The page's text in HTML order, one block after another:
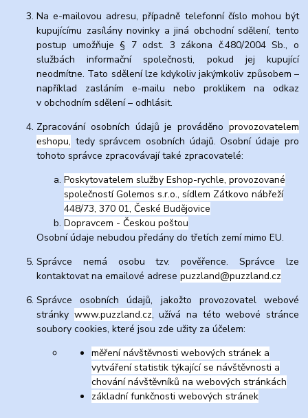
Na e-mailovou adresu, případně telefonní číslo mohou být
kupujícímu zasílány novinky a jiná obchodní sdělení, tento
postup umožňuje § 7 odst. 3 zákona č.480/2004 Sb., o
službách informační společnosti, pokud jej kupující
neodmítne. Tato sdělení lze kdykoliv jakýmkoliv způsobem –
například zasláním e-mailu nebo proklikem na odkaz
v obchodním sdělení – odhlásit.
Zpracování osobních údajů je prováděno provozovatelem
eshopu, tedy správcem osobních údajů. Osobní údaje pro
tohoto správce zpracovávají také zpracovatelé:
Poskytovatelem služby Eshop-rychle, provozované
společností Golemos s.r.o., sídlem Zátkovo nábřeží
448/73, 370 01, České Budějovice
Dopravcem - Českou poštou
Osobní údaje nebudou předány do třetích zemí mimo EU.
Správce nemá osobu tzv. pověřence. Správce lze
kontaktovat na emailové adresepuzzland@puzzland.cz
Správce osobních údajů, jakožto provozovatel webové
stránky www.puzzland.cz, užívá na této webové stránce
soubory cookies, které jsou zde užity za účelem:
měření návštěvnosti webových stránek a
vytváření statistik týkající se návštěvnosti a
chování návštěvníků na webových stránkách
základní funkčnosti webových stránek